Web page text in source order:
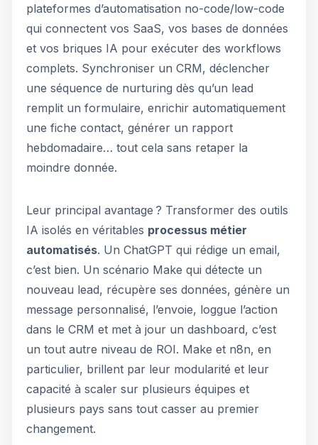
plateformes d’automatisation no-code/low-code
qui connectent vos SaaS, vos bases de données
et vos briques IA pour exécuter des workflows
complets. Synchroniser un CRM, déclencher
une séquence de nurturing dès qu’un lead
remplit un formulaire, enrichir automatiquement
une fiche contact, générer un rapport
hebdomadaire… tout cela sans retaper la
moindre donnée.
Leur principal avantage ? Transformer des outils
IA isolés en véritables processus métier
automatisés. Un ChatGPT qui rédige un email,
c’est bien. Un scénario Make qui détecte un
nouveau lead, récupère ses données, génère un
message personnalisé, l’envoie, loggue l’action
dans le CRM et met à jour un dashboard, c’est
un tout autre niveau de ROI. Make et n8n, en
particulier, brillent par leur modularité et leur
capacité à scaler sur plusieurs équipes et
plusieurs pays sans tout casser au premier
changement.